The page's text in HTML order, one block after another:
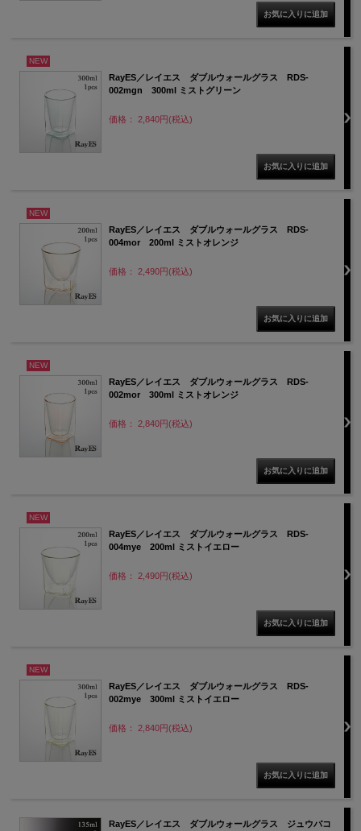
NEW
RayES／レイエス ダブルウォールグラス RDS-
002mgn 300ml ミストグリーン
価格： 2,840円(税込)
NEW
RayES／レイエス ダブルウォールグラス RDS-
004mor 200ml ミストオレンジ
価格： 2,490円(税込)
NEW
RayES／レイエス ダブルウォールグラス RDS-
002mor 300ml ミストオレンジ
価格： 2,840円(税込)
NEW
RayES／レイエス ダブルウォールグラス RDS-
004mye 200ml ミストイエロー
価格： 2,490円(税込)
NEW
RayES／レイエス ダブルウォールグラス RDS-
002mye 300ml ミストイエロー
価格： 2,840円(税込)
RayES／レイエス ダブルウォールグラス ジュウバコ